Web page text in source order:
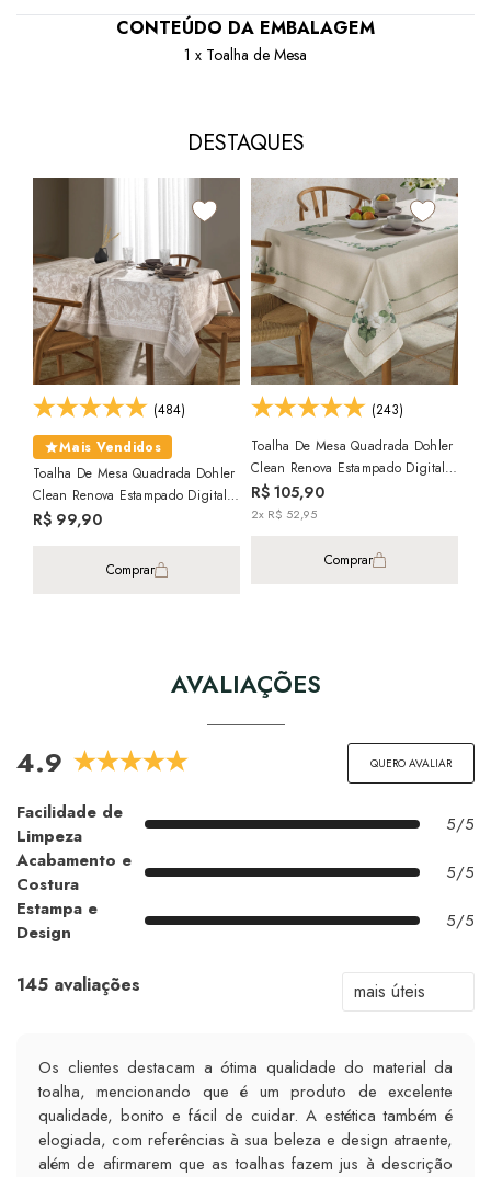
CONTEÚDO DA EMBALAGEM
1 x Toalha de Mesa
DESTAQUES
(484)
Mais Vendidos
Toalha De Mesa Quadrada Dohler
Clean Renova Estampado Digital
Alana 8 Lugares 1,80m X 1,80m
R$ 99,90
Comprar
(243)
Toalha De Mesa Quadrada Dohler
Clean Renova Estampado Digital
Botânica Flores 8 Lugares 1,80m
X 1,80m
R$ 105,90
2x R$ 52,95
Comprar
AVALIAÇÕES
4.9
Facilidade de
Limpeza
5/5
Acabamento e
Costura
5/5
Estampa e
Design
5/5
QUERO AVALIAR
145 avaliações
Os clientes destacam a ótima qualidade do material da
toalha, mencionando que é um produto de excelente
qualidade, bonito e fácil de cuidar. A estética também é
elogiada, com referências à sua beleza e design atraente,
além de afirmarem que as toalhas fazem jus à descrição